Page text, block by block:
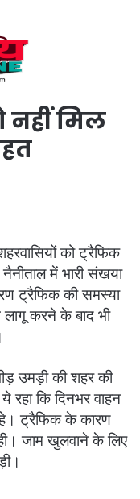
नहीं मिल
को ट्रैफिक
में भारी संखया
ट्रैफिक की समस्या
करने के बाद भी
उमड़ी की शहर की
रहा कि दिनभर वाहन
ट्रैफिक के कारण
जाम खुलवाने के लिए